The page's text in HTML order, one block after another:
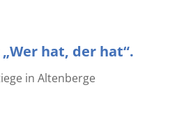
hat, der hat“.
in Altenberge